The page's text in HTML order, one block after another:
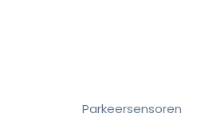
Parkeersensoren